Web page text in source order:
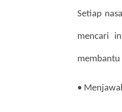
Setiap
mencari
membantu
•